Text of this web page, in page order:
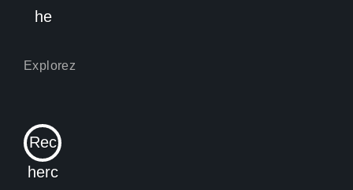
he
Rec
herc